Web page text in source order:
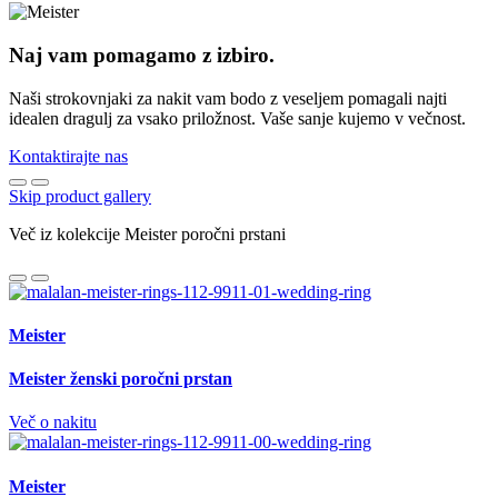
Naj vam pomagamo z izbiro.
Naši strokovnjaki za nakit vam bodo z veseljem pomagali najti
idealen dragulj za vsako priložnost. Vaše sanje kujemo v večnost.
Kontaktirajte nas
Skip product gallery
Več iz kolekcije Meister poročni prstani
Meister
Meister ženski poročni prstan
Več o nakitu
Meister